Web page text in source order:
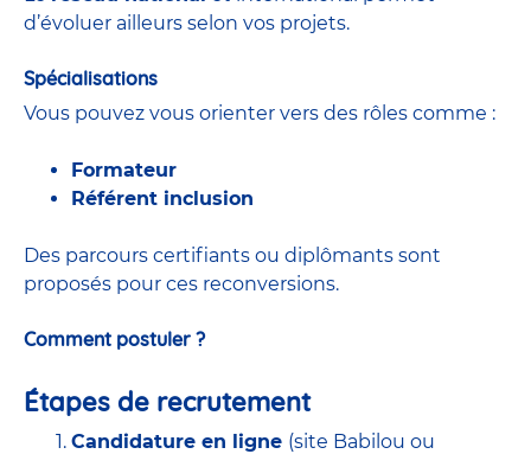
d’évoluer ailleurs selon vos projets.
Spécialisations
Vous pouvez vous orienter vers des rôles comme :
Formateur
Référent inclusion
Des parcours certifiants ou diplômants sont
proposés pour ces reconversions.
Comment postuler ?
Étapes de recrutement
Candidature en ligne (site Babilou ou